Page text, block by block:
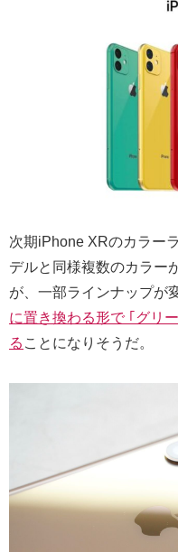
次期iPhone XRのカラー
デルと同様複数のカラー
が、一部ラインナップが
に置き換わる形で ｢グリ
る ことになりそうだ。